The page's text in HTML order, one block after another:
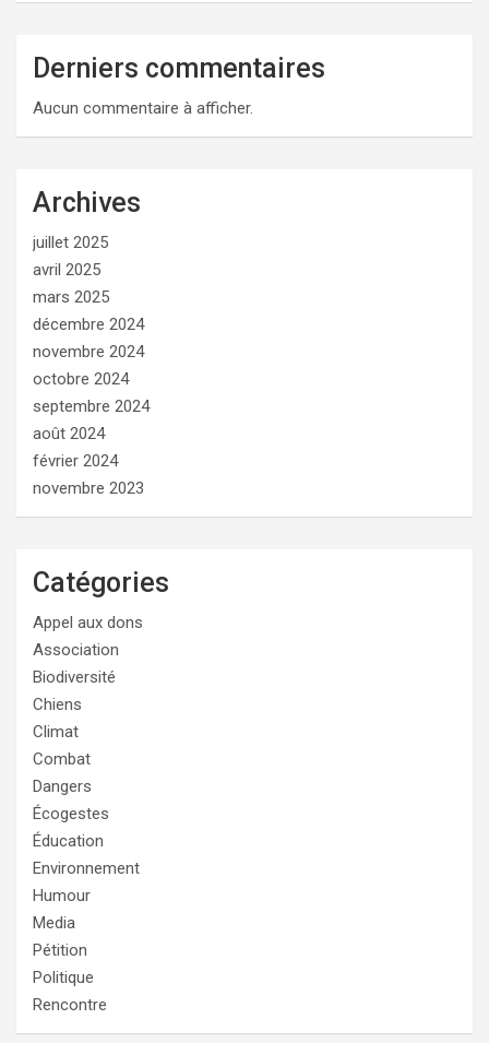
Derniers commentaires
Aucun commentaire à afficher.
Archives
juillet 2025
avril 2025
mars 2025
décembre 2024
novembre 2024
octobre 2024
septembre 2024
août 2024
février 2024
novembre 2023
Catégories
Appel aux dons
Association
Biodiversité
Chiens
Climat
Combat
Dangers
Écogestes
Éducation
Environnement
Humour
Media
Pétition
Politique
Rencontre